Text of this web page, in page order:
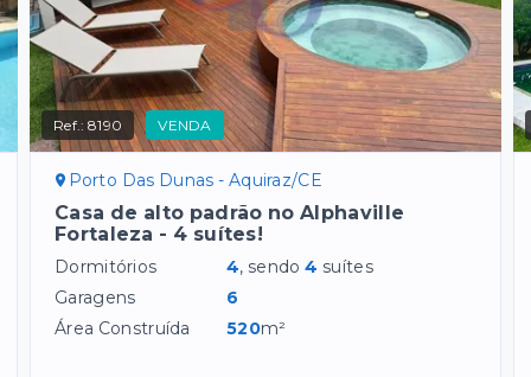
Ref.:8190 VENDA
Porto Das Dunas - Aquiraz/CE
Casa de alto padrão no Alphaville
Fortaleza - 4 suítes!
Dormitórios 4, sendo4 suítes
Garagens
6
Área Construída
520m²